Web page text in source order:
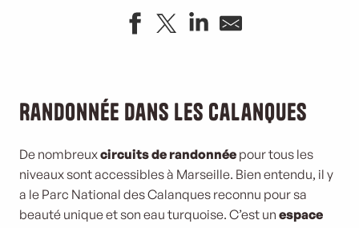
Randonnée dans les Calanques
De nombreuxcircuits de randonnée pour tous les
niveaux sont accessibles à Marseille. Bien entendu, il y
a le Parc National des Calanques reconnu pour sa
beauté unique et son eau turquoise. C’est un espace